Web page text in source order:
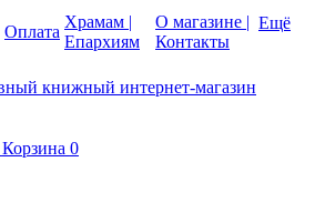
Оплата
Храмам |
Епархиям
О магазине |
Контакты
Ещё
Корзина 0